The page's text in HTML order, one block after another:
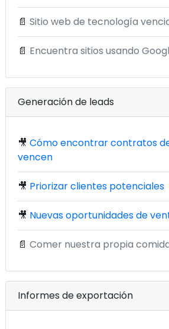
📄 Sitio web de tecnología
📄 Encuentra sitios usando
Generación de leads
🎥 Cómo encontrar contratos
vencen
🎥 Priorizar clientes potenciales
🎥 Nuevas oportunidades de
📄 Comer nuestra propia
Informes de exportación